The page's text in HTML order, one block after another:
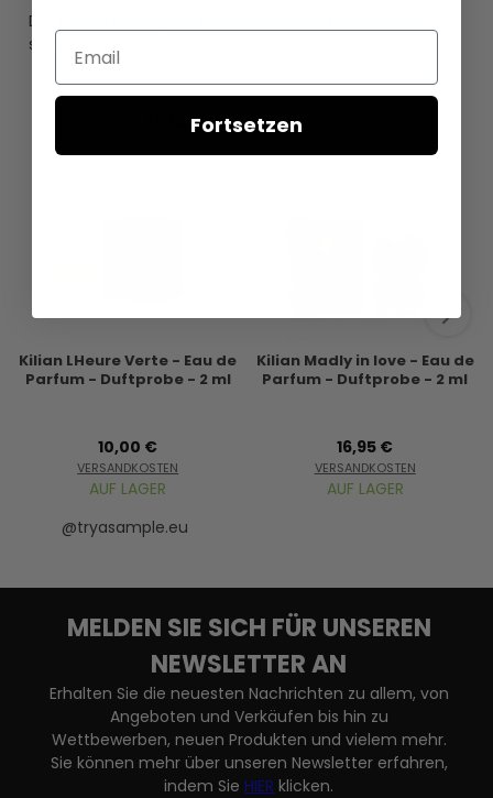
Die Anzahl der ml, die in der Flasche enthalten
sind, ist im Produktnamen oben angegeben.
Kilian LHeure Verte - Eau de
Parfum - Duftprobe - 2 ml
10,00 €
VERSANDKOSTEN
AUF LAGER
Kilian Madly in love - Eau de
Parfum - Duftprobe - 2 ml
16,95 €
VERSANDKOSTEN
AUF LAGER
@tryasample.eu
MELDEN SIE SICH FÜR UNSEREN
NEWSLETTER AN
Erhalten Sie die neuesten Nachrichten zu allem, von
Angeboten und Verkäufen bis hin zu
Wettbewerben, neuen Produkten und vielem mehr.
Sie können mehr über unseren Newsletter erfahren,
indem SieHIER klicken.
Email
Fortsetzen